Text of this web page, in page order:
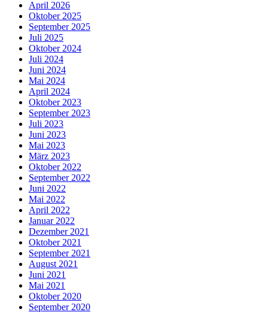
April 2026
Oktober 2025
September 2025
Juli 2025
Oktober 2024
Juli 2024
Juni 2024
Mai 2024
April 2024
Oktober 2023
September 2023
Juli 2023
Juni 2023
Mai 2023
März 2023
Oktober 2022
September 2022
Juni 2022
Mai 2022
April 2022
Januar 2022
Dezember 2021
Oktober 2021
September 2021
August 2021
Juni 2021
Mai 2021
Oktober 2020
September 2020